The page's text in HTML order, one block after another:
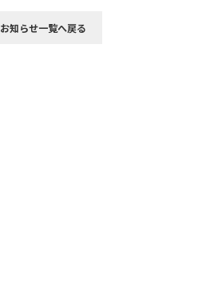
お知らせ一覧へ戻る